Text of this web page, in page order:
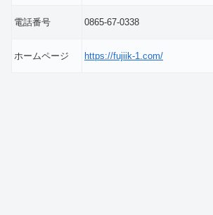
電話番号 0865-67-0338
ホームページ https://fujiik-1.com/